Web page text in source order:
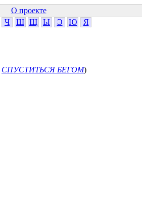
О проекте
Ч Ш Щ Ы Э Ю Я
СПУСТИТЬСЯ БЕГОМ)